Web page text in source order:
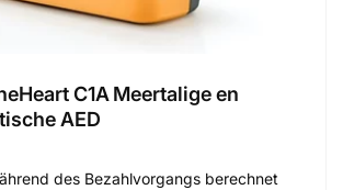
C1A Meertalige en
AED
des Bezahlvorgangs berechnet